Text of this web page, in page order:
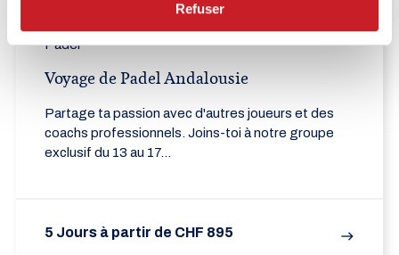
Refuser
Padel
Voyage de Padel Andalousie
Partage ta passion avec d'autres joueurs et des
coachs professionnels. Joins-toi à notre groupe
exclusif du 13 au 17...
5 Jours à partir de CHF 895 east